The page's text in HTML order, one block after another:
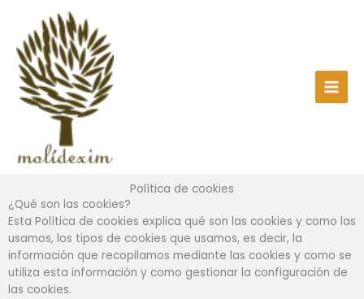
contenido
Política de cookies
¿Qué son las cookies?
Esta Política de cookies explica qué son las cookies y como las
usamos, los tipos de cookies que usamos, es decir, la
información que recopilamos mediante las cookies y como se
utiliza esta información y como gestionar la configuración de
las cookies.